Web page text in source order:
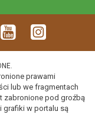
prawami
lub we fragmentach
zabronione pod groźbą
grafiki w portalu są